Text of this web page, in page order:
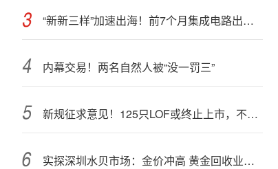
“新新三样”加速出海！前7个月集成电路出口额接近翻倍
内幕交易！两名自然人被“没一罚三”
新规征求意见！125只LOF或终止上市，不影响基金正常投资运作
实探深圳水贝市场：金价冲高 黄金回收业务率先回暖